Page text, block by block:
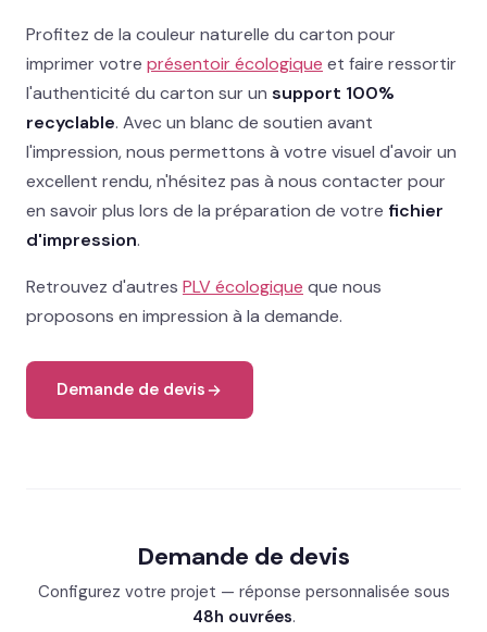
Profitez de la couleur naturelle du carton pour
imprimer votre présentoir écologique et faire ressortir
l'authenticité du carton sur un support 100%
recyclable. Avec un blanc de soutien avant
l'impression, nous permettons à votre visuel d'avoir un
excellent rendu, n'hésitez pas à nous contacter pour
en savoir plus lors de la préparation de votre fichier
d'impression.
Retrouvez d'autres PLV écologique que nous
proposons en impression à la demande.
Demande de devis
Demande de devis
Configurez votre projet — réponse personnalisée sous
48h ouvrées.